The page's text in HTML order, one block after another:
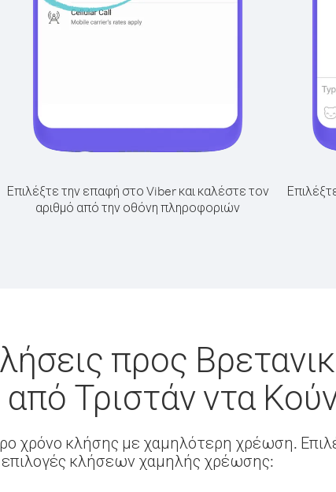
Επιλέξτε την επαφή στο Viber και καλέστε τον
αριθμό από την οθόνη πληροφοριών
προς
Τριστάν ντα
χρόνο κλήσης με χαμηλότερη χρέωση.
επιλογές κλήσεων χαμηλής χρέωσης: